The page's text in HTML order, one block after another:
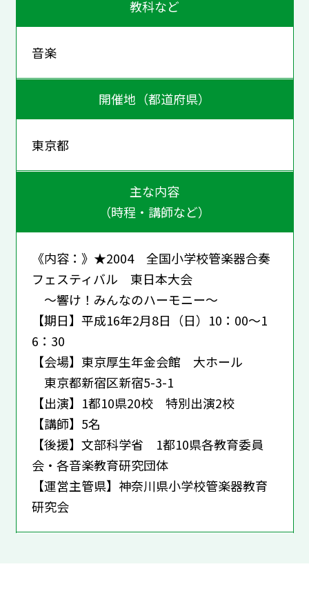
教科など
音楽
開催地（都道府県）
東京都
主な内容
（時程・講師など）
《内容：》★2004 全国小学校管楽器合奏
フェスティバル 東日本大会
～響け！みんなのハーモニー～
【期日】平成16年2月8日（日）10：00～1
6：30
【会場】東京厚生年金会館 大ホール
東京都新宿区新宿5-3-1
【出演】1都10県20校 特別出演2校
【講師】5名
【後援】文部科学省 1都10県各教育委員
会・各音楽教育研究団体
【運営主管県】神奈川県小学校管楽器教育
研究会